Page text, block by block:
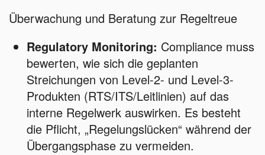
Überwachung und Beratung zur Regeltreue
Regulatory Monitoring: Compliance muss
bewerten, wie sich die geplanten
Streichungen von Level-2- und Level-3-
Produkten (RTS/ITS/Leitlinien) auf das
interne Regelwerk auswirken. Es besteht
die Pflicht, „Regelungslücken“ während der
Übergangsphase zu vermeiden.